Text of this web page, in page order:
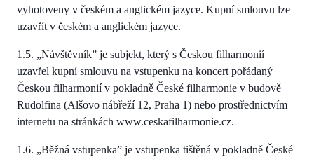
vyhotoveny v českém a anglickém jazyce. Kupní smlouvu lze
uzavřít v českém a anglickém jazyce.
1.5. „Návštěvník” je subjekt, který s Českou filharmonií
uzavřel kupní smlouvu na vstupenku na koncert pořádaný
Českou filharmonií v pokladně České filharmonie v budově
Rudolfina (Alšovo nábřeží 12, Praha 1) nebo prostřednictvím
internetu na stránkách www.ceskafilharmonie.cz.
1.6. „Běžná vstupenka” je vstupenka tištěná v pokladně České